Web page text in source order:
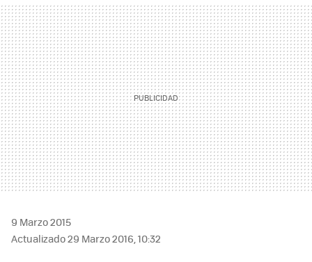
MAIL
9 Marzo 2015
Actualizado 29 Marzo 2016, 10:32